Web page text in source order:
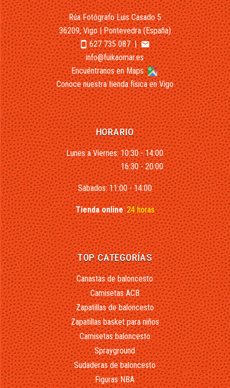
Rúa Fotógrafo Luis Casado 5
36209, Vigo | Pontevedra (España)
smartphone627 735 087|email
info@fuikaomar.es
Encuéntranos en Maps
Conoce nuestra tienda física en Vigo
HORARIO
Lunes a Viernes: 10:30 - 14:00
16:30 - 20:00
Sábados: 11:00 - 14:00
Tienda online:24 horas
TOP CATEGORÍAS
Canastas de baloncesto
Camisetas ACB
Zapatillas de baloncesto
Zapatillas basket para niños
Camisetas baloncesto
Sprayground
Sudaderas de baloncesto
Figuras NBA